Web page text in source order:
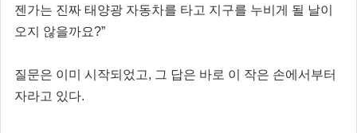
젠가는 진짜 태양광 자동차를 타고 지구를 누비게 될 날이
오지 않을까요?”
질문은 이미 시작되었고, 그 답은 바로 이 작은 손에서부터
자라고 있다.